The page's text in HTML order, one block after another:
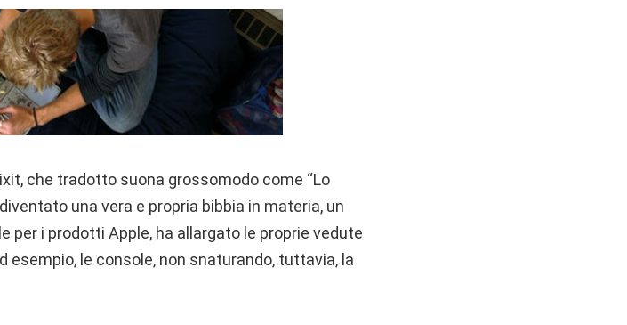
che tradotto suona grossomodo come “Lo
una vera e propria bibbia in materia, un
per i prodotti Apple, ha allargato le proprie vedute
le console, non snaturando, tuttavia, la